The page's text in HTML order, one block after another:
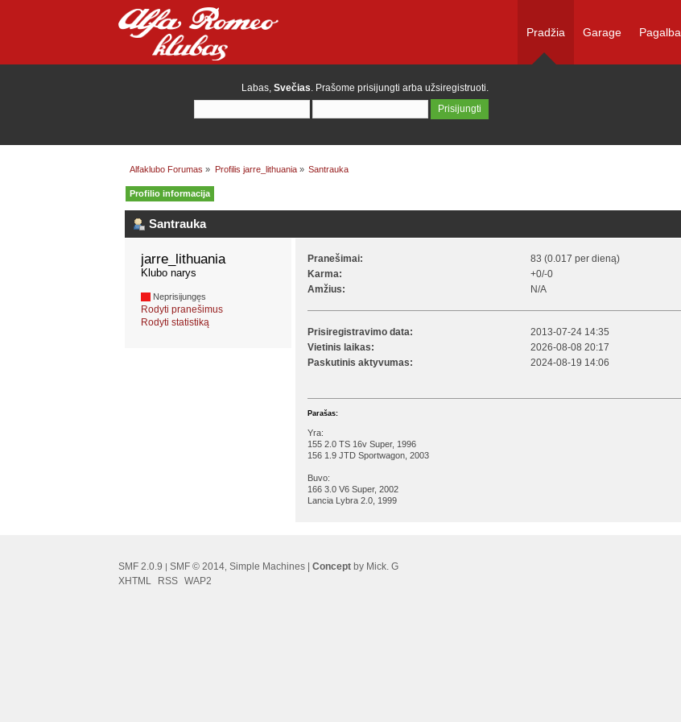
Pradžia Garage Pagalba
Labas, Svečias. Prašome prisijungti arba užsiregistruoti.
Alfaklubo Forumas » Profilis jarre_lithuania» Santrauka
Profilio informacija
Santrauka
jarre_lithuania
Klubo narys
Neprisijungęs
Rodyti pranešimus
Rodyti statistiką
Pranešimai:
83 (0.017 per dieną)
Karma:
+0/-0
Amžius:
N/A
Prisiregistravimo data:
2013-07-24 14:35
Vietinis laikas:
2026-08-08 20:17
Paskutinis aktyvumas:
2024-08-19 14:06
Parašas:
Yra:
155 2.0 TS 16v Super, 1996
156 1.9 JTD Sportwagon, 2003
Buvo:
166 3.0 V6 Super, 2002
Lancia Lybra 2.0, 1999
SMF 2.0.9 | SMF © 2014 Simple Machines Concept by Mick. G
XHTML
RSS WAP2